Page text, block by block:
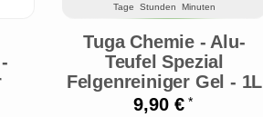
Tage Stunden Minuten
Tuga Chemie - Alu-
Teufel Spezial
Felgenreiniger Gel - 1L
9,90 €*